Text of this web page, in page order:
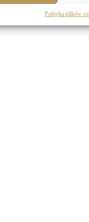
Polityka plików